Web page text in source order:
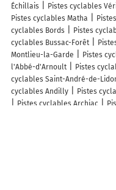
Échillais
Pistes cyclables
Pistes cyclables Matha
cyclables Bords
Pistes
cyclables Bussac-Forêt
Montlieu-la-Garde
Pistes
l'Abbé-d'Arnoult
Pistes
cyclables Saint-André-de-
cyclables Andilly
Pistes
Pistes cyclables Archiac